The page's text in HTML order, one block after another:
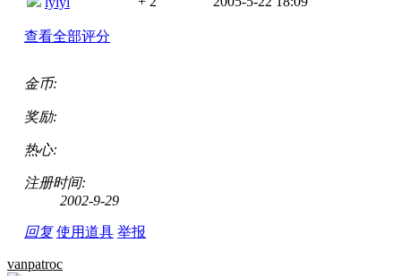
查看全部评分
金币:
奖励:
热心:
注册时间:
2002-9-29
回复 使用道具 举报
vanpatroc